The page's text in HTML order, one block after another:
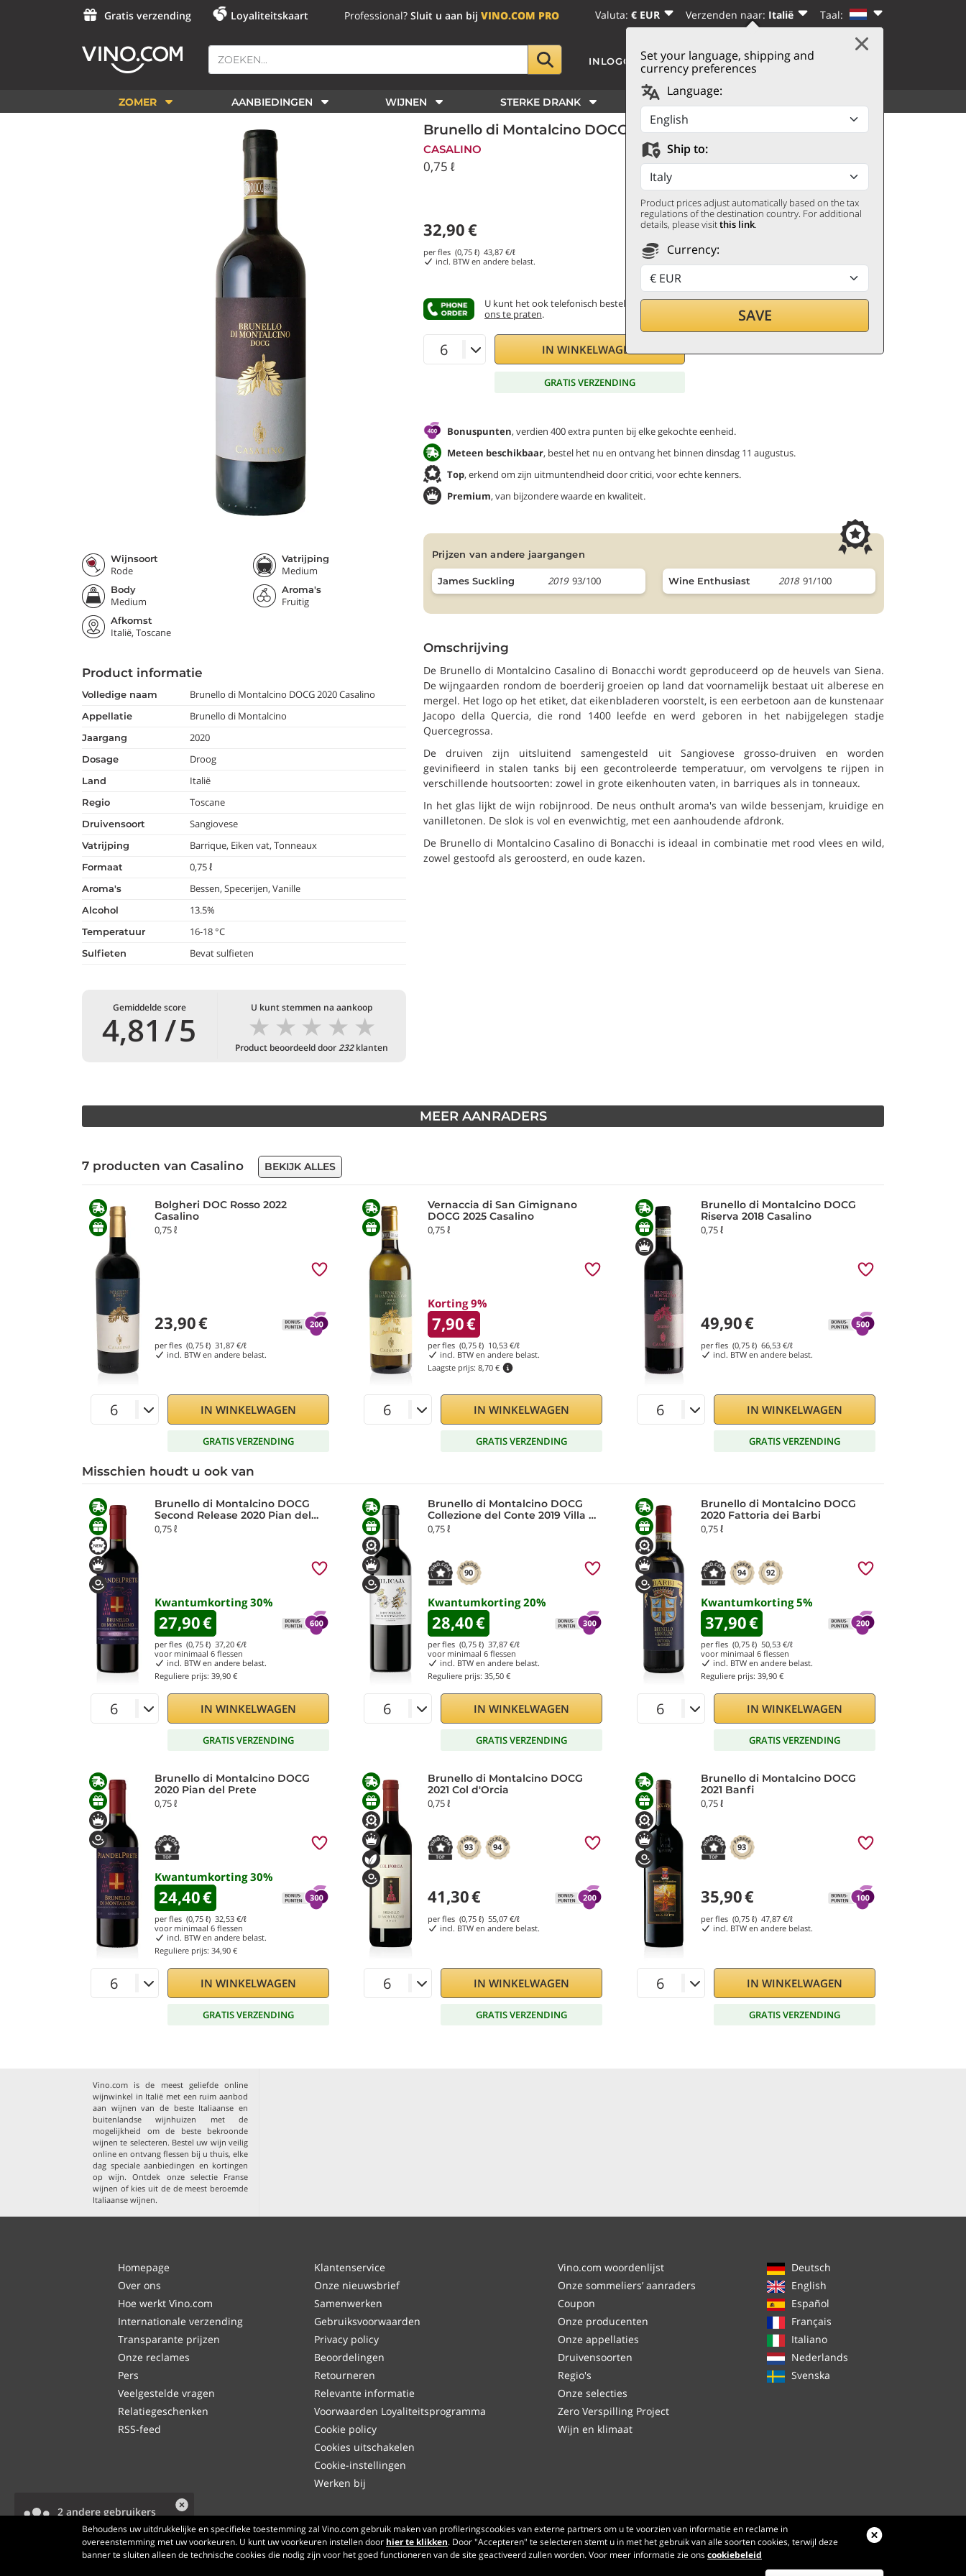
Gratis verzending Loyaliteitskaart Professional? Sluit u aan bij VINO.COM PRO Valuta: € EUR Verzenden naar: Italië Taal:
Set your language, shipping and
currency preferences
Language:
Ship to:
Product prices adjust automatically based on the tax
regulations of the destination country. For additional
details, please visitthis link.
Currency:
SAVE
INLOGGEN | REGISTREREN WINKELWAGEN
ZOMER AANBIEDINGEN WIJNEN STERKE DRANK MEER
Wijnsoort
Rode
Vatrijping
Medium
Body
Medium
Aroma's
Fruitig
Afkomst
Italië, Toscane
Product informatie
volledige naam Brunello di Montalcino DOCG 2020 Casalino
appellatie Brunello di Montalcino
jaargang 2020
dosage Droog
land Italië
regio Toscane
druivensoort Sangiovese
vatrijping Barrique, Eiken vat, Tonneaux
formaat 0,75 ℓ
aroma's Bessen, Specerijen, Vanille
alcohol 13.5%
temperatuur 16-18 °C
Sulfieten Bevat sulfieten
Gemiddelde score
4,81 /5
U kunt stemmen na aankoop
★
★
★
★
★
Product beoordeeld door232klanten
Brunello di Montalcino DOCG 2020 Casalino
CASALINO
0,75 ℓ
32,90€
per fles (0,75 ℓ) 43,87 €/ℓ
incl. BTW en andere belast.
U kunt het ook telefonisch bestellen door met
ons te praten.
IN WINKELWAGEN
GRATIS VERZENDING
Bonuspunten, verdien 400 extra punten bij elke gekochte eenheid.
Meteen beschikbaar, bestel het nu en ontvang het binnen dinsdag 11 augustus.
Top, erkend om zijn uitmuntendheid door critici, voor echte kenners.
Premium, van bijzondere waarde en kwaliteit.
prijzen van andere jaargangen
James Suckling 2019 93/100 Wine Enthusiast 2018 91/100
Omschrijving
De Brunello di Montalcino Casalino di Bonacchi wordt geproduceerd op de heuvels van Siena.
De wijngaarden rondom de boerderij groeien op land dat voornamelijk bestaat uit alberese en
mergel. Het logo op het etiket, dat eikenbladeren voorstelt, is een eerbetoon aan de kunstenaar
Jacopo della Quercia, die rond 1400 leefde en werd geboren in het nabijgelegen stadje
Quercegrossa.
De druiven zijn uitsluitend samengesteld uit Sangiovese grosso-druiven en worden
gevinifieerd in stalen tanks bij een gecontroleerde temperatuur, om vervolgens te rijpen in
verschillende houtsoorten: zowel in grote eikenhouten vaten, in barriques als in tonneaux.
In het glas lijkt de wijn robijnrood. De neus onthult aroma's van wilde bessenjam, kruidige en
vanilletonen. De slok is vol en evenwichtig, met een aanhoudende afdronk.
De Brunello di Montalcino Casalino di Bonacchi is ideaal in combinatie met rood vlees en wild,
zowel gestoofd als geroosterd, en oude kazen.
MEER AANRADERS
7 producten van Casalino BEKIJK ALLES
Bolgheri DOC Rosso 2022
Casalino
0,75 ℓ
23,90€
per fles (0,75 ℓ) 31,87 €/ℓ
incl. BTW en andere belast.
IN WINKELWAGEN
GRATIS VERZENDING
Vernaccia di San Gimignano
DOCG 2025 Casalino
0,75 ℓ
Korting 9%
7,90€
per fles (0,75 ℓ) 10,53 €/ℓ
incl. BTW en andere belast.
Laagste prijs: 8,70 €
IN WINKELWAGEN
GRATIS VERZENDING
Brunello di Montalcino DOCG
Riserva 2018 Casalino
0,75 ℓ
49,90€
per fles (0,75 ℓ) 66,53 €/ℓ
incl. BTW en andere belast.
IN WINKELWAGEN
GRATIS VERZENDING
Misschien houdt u ook van
Brunello di Montalcino DOCG
Second Release 2020 Pian del
Prete
0,75 ℓ
Kwantumkorting30%
27,90€
per fles (0,75 ℓ) 37,20 €/ℓ
voor minimaal 6 flessen
incl. BTW en andere belast.
Reguliere prijs: 39,90 €
IN WINKELWAGEN
GRATIS VERZENDING
Brunello di Montalcino DOCG
Collezione del Conte 2019 Villa da
Filicaja
0,75 ℓ
90
Kwantumkorting20%
28,40€
per fles (0,75 ℓ) 37,87 €/ℓ
voor minimaal 6 flessen
incl. BTW en andere belast.
Reguliere prijs: 35,50 €
IN WINKELWAGEN
GRATIS VERZENDING
Brunello di Montalcino DOCG
2020 Fattoria dei Barbi
0,75 ℓ
94 92
Kwantumkorting5%
37,90€
per fles (0,75 ℓ) 50,53 €/ℓ
voor minimaal 6 flessen
incl. BTW en andere belast.
Reguliere prijs: 39,90 €
IN WINKELWAGEN
GRATIS VERZENDING
Brunello di Montalcino DOCG
2020 Pian del Prete
0,75 ℓ
Kwantumkorting30%
24,40€
per fles (0,75 ℓ) 32,53 €/ℓ
voor minimaal 6 flessen
incl. BTW en andere belast.
Reguliere prijs: 34,90 €
IN WINKELWAGEN
GRATIS VERZENDING
Brunello di Montalcino DOCG
2021 Col d'Orcia
0,75 ℓ
93 94
41,30€
per fles (0,75 ℓ) 55,07 €/ℓ
incl. BTW en andere belast.
IN WINKELWAGEN
GRATIS VERZENDING
Brunello di Montalcino DOCG
2021 Banfi
0,75 ℓ
93
35,90€
per fles (0,75 ℓ) 47,87 €/ℓ
incl. BTW en andere belast.
IN WINKELWAGEN
GRATIS VERZENDING
2 andere gebruikers
bekijken dit product.
Vino.com is de meest geliefde online
wijnwinkel in Italië met een ruim aanbod
aan wijnen van de beste Italiaanse en
buitenlandse wijnhuizen met de
mogelijkheid om de beste bekroonde
wijnen te selecteren. Bestel uw wijn veilig
online en ontvang flessen bij u thuis, elke
dag speciale aanbiedingen en kortingen
op wijn. Ontdek onze selectie Franse
wijnen of kies uit de de meest beroemde
Italiaanse wijnen.
Homepage
Over ons
Hoe werkt Vino.com
Internationale verzending
Transparante prijzen
Onze reclames
Pers
Veelgestelde vragen
Relatiegeschenken
RSS-feed
Klantenservice
Onze nieuwsbrief
Samenwerken
Gebruiksvoorwaarden
Privacy policy
Beoordelingen
Retourneren
Relevante informatie
Voorwaarden Loyaliteitsprogramma
Cookie policy
Cookies uitschakelen
Cookie-instellingen
Werken bij
Vino.com woordenlijst
Onze sommeliers’ aanraders
Coupon
Onze producenten
Onze appellaties
Druivensoorten
Regio's
Onze selecties
Zero Verspilling Project
Wijn en klimaat
Deutsch
English
Español
Français
Italiano
Nederlands
Svenska
Made with
in Tuscany
Pagina verwerkt in 221 ms
production-front-1-1Copyright © 2026 VINO.COM 3ND S.r.l.
Behoudens uw uitdrukkelijke en specifieke toestemming zal Vino.com gebruik maken van profileringscookies van externe partners om u te voorzien van informatie en reclame in
overeenstemming met uw voorkeuren. U kunt uw voorkeuren instellen door hier te klikken. Door "Accepteren" te selecteren stemt u in met het gebruik van alle soorten cookies, terwijl deze
banner te sluiten alleen de technische cookies die nodig zijn voor het goed functioneren van de site geactiveerd zullen worden. Voor meer informatie zie onscookiebeleid